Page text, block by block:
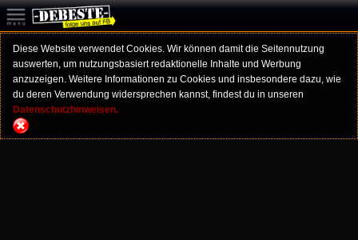
Diese Website verwendet Cookies. Wir können damit die Seitennutzung
auswerten, um nutzungsbasiert redaktionelle Inhalte und Werbung
anzuzeigen. Weitere Informationen zu Cookies und insbesondere dazu, wie
du deren Verwendung widersprechen kannst, findest du in unseren
Datenschutzhinweisen.